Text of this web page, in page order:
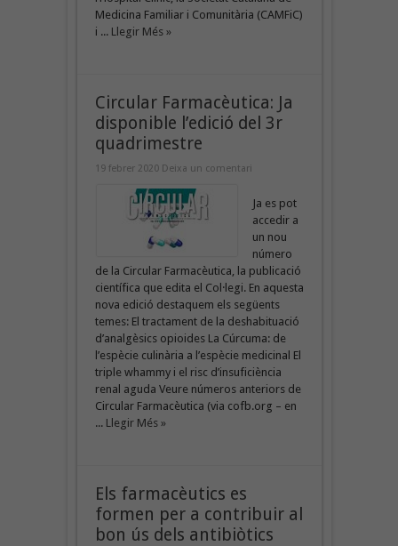
Medicina Familiar i Comunitària (CAMFiC)
i ... Llegir Més »
Circular Farmacèutica: Ja
disponible l’edició del 3r
quadrimestre
19 febrer 2020 Deixa un comentari
Ja es pot
accedir a
un nou
número
de la Circular Farmacèutica, la publicació
científica que edita el Col·legi. En aquesta
nova edició destaquem els següents
temes: El tractament de la deshabituació
d’analgèsics opioides La Cúrcuma: de
l’espècie culinària a l’espècie medicinal El
triple whammy i el risc d’insuficiència
renal aguda Veure números anteriors de
Circular Farmacèutica (via cofb.org – en
... Llegir Més »
Els farmacèutics es
formen per a contribuir al
bon ús dels antibiòtics